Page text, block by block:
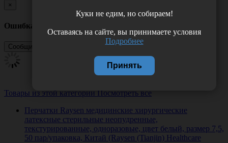
×
Ошибка
Товары из этой категории Посмотреть все
Перчатки Raysen медицинские хирургические
латексные стерильные неопудренные,
текстурированные, одноразовые, цвет белый, размер 7,5,
50 пар/упаковка, Китай (Raysen (Tianjin) Healthcare
Куки не едим, но собираем!
Оставаясь на сайте, вы принимаете условия
Подробнее
Принять